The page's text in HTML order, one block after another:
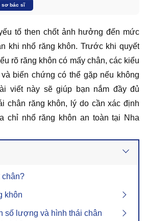
sơ bác sĩ
tố then chốt ảnh hưởng đến mức
khi nhổ răng khôn. Trước khi quyết
rõ răng khôn có mấy chân, các kiểu
biến chứng có thể gặp nếu không
viết này sẽ giúp bạn nắm đầy đủ
chân răng khôn, lý do cần xác định
chỉ nhổ răng khôn an toàn tại Nha
chân?
khôn
số lượng và hình thái chân